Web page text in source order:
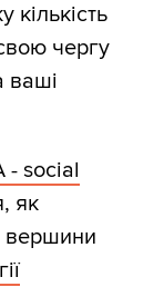
кількість
чергу
ваші
- social
як
вершини